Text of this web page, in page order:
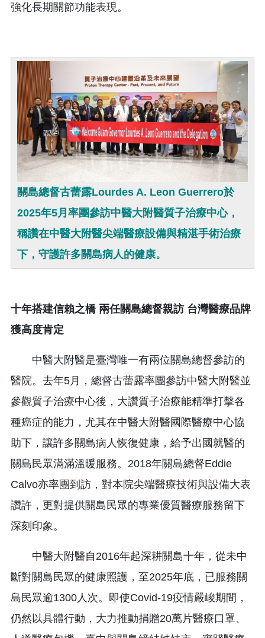
強化長期關節功能表現。
關島總督古蕾露Lourdes A. Leon Guerrero於
2025年5月率團參訪中醫大附醫質子治療中心，
稱讚在中醫大附醫尖端醫療設備與精湛手術治療
下，守護許多關島病人的健康。
十年搭建信賴之橋 兩任關島總督親訪 台灣醫療品牌
獲高度肯定
中醫大附醫是臺灣唯一有兩位關島總督參訪的
醫院。去年5月，總督古蕾露率團參訪中醫大附醫並
參觀質子治療中心後，大讚質子治療能精準打擊各
種癌症的能力，尤其在中醫大附醫國際醫療中心協
助下，讓許多關島病人恢復健康，給予出國就醫的
關島民眾滿滿溫暖服務。2018年關島總督Eddie
Calvo亦率團到訪，對本院尖端醫療技術與設備大表
讚許，更對提供關島民眾的專業優質醫療服務留下
深刻印象。
中醫大附醫自2016年起深耕關島十年，從未中
斷對關島民眾的健康照護，至2025年底，已服務關
島民眾逾1300人次。即使Covid-19疫情嚴峻期間，
仍然以具體行動，大力推動捐贈20萬片醫療口罩、